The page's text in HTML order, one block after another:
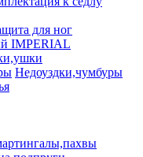
для ног
IMPERIAL
Недоуздки,чумбуры